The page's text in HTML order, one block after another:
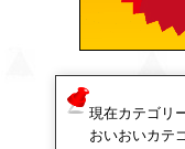
現在カテゴリ
おいおいカテ